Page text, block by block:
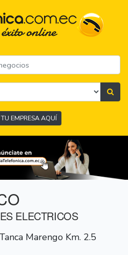
TU EMPRESA AQUÍ
ELECTRICOS
Marengo Km. 2.5